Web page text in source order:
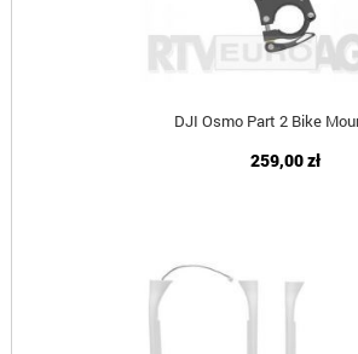
DJI Osmo Part 2 Bike
259,00 zł